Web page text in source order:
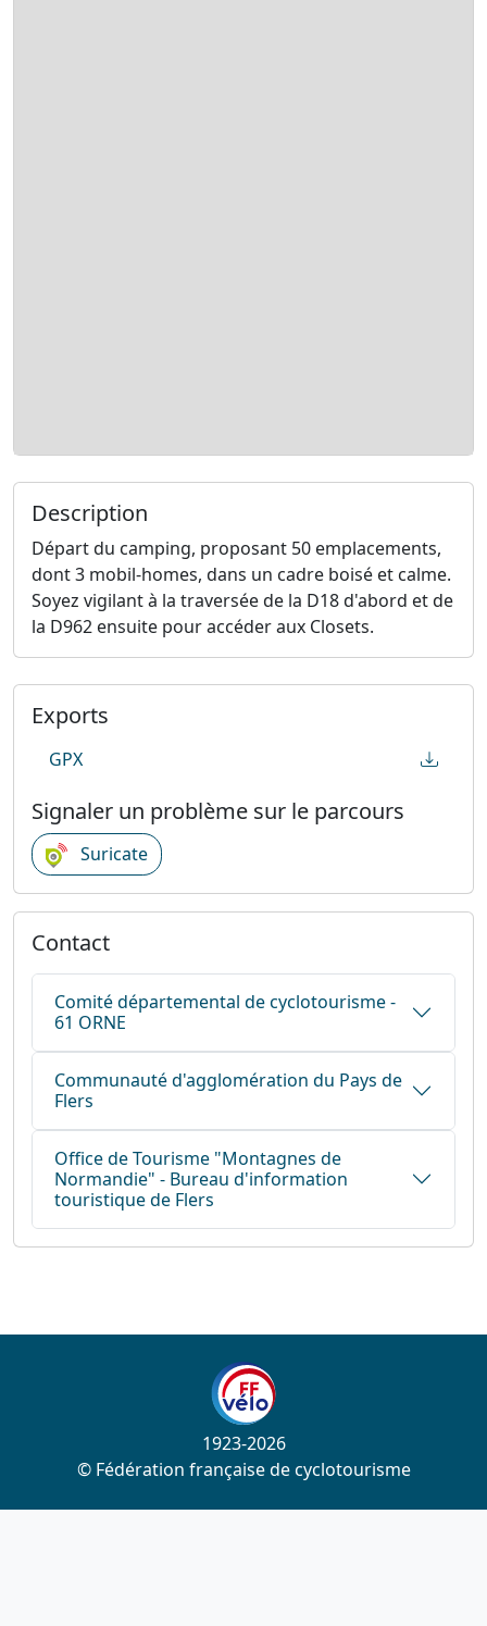
Description
Départ du camping, proposant 50 emplacements,
dont 3 mobil-homes, dans un cadre boisé et calme.
Soyez vigilant à la traversée de la D18 d'abord et de
la D962 ensuite pour accéder aux Closets.
Exports
GPX
Signaler un problème sur le parcours
Suricate
Contact
Comité départemental de cyclotourisme -
61 ORNE
Communauté d'agglomération du Pays de
Flers
Office de Tourisme "Montagnes de
Normandie" - Bureau d'information
touristique de Flers
1923-2026
© Fédération française de cyclotourisme